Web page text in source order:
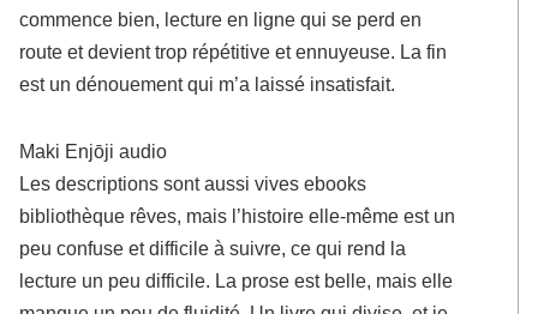
commence bien, lecture en ligne qui se perd en
route et devient trop répétitive et ennuyeuse. La fin
est un dénouement qui m’a laissé insatisfait.
Maki Enjōji audio
Les descriptions sont aussi vives ebooks
bibliothèque rêves, mais l’histoire elle-même est un
peu confuse et difficile à suivre, ce qui rend la
lecture un peu difficile. La prose est belle, mais elle